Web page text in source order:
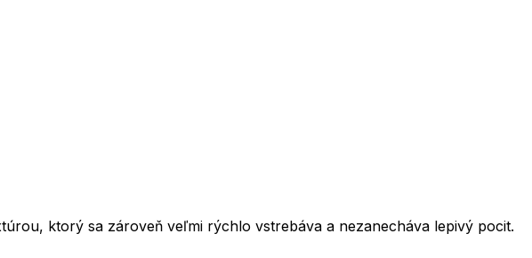
ktorý sa zároveň veľmi rýchlo vstrebáva a nezanecháva lepivý pocit.